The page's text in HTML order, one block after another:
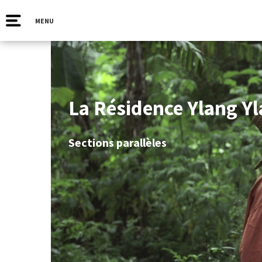
MENU
La Résidence Ylang
Sections parallèles